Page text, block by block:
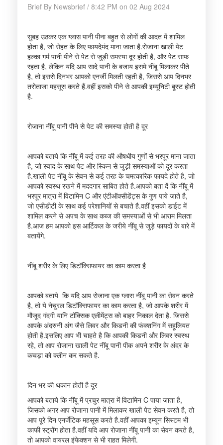
Brief By Newsbrief / 8:42 PM on 02 Aug 2024
सुबह उठकर एक ग्लास पानी पीना बहुत से लोगों की आदत में शामिल
होता है, जो सेहत के लिए फायदेमंद माना जाता है.रोजाना खाली पेट
हल्का गर्म पानी पीने से पेट से जुड़ी समस्या दूर होती है, और पेट साफ
रहता है, लेकिन यदि आप सादे पानी के बजाय इसमे नींबू मिलाकर पीते
है, तो इससे दिनभर आपको एनर्जी मिलती रहती है, जिससे आप दिनभर
तरोताजा महसूस करते हैं.वहीं इसको पीने से आपकी इम्यूनिटी बूस्ट होती
है.
रोजाना नींबू पानी पीने से पेट की समस्या होती है दूर
आपको बताये कि नींबू में कई तरह की औषधीय गुणों से भरपूर माना जाता
है, जो स्वाद के साथ पेट और स्किन से जुड़ी समस्याओं को दूर करता
है.खाली पेट नींबू के सेवन से कई तरह के चमत्कारिक फायदे होते है, जो
आपको स्वस्थ रखने में मददगार साबित होते है.आपको बता दें कि नींबू में
भरपूर मात्रा में विटामिन C और एंटीऑक्सीडेंट्स के गुण पाये जाते है,
जो एसीडीटी के साथ कई परेशानियों से बचाते है.वहीं इसको डाईट में
शामिल करने से अपच के साथ कब्ज की समस्याओं से भी आराम मिलता
है.आज हम आपको इस आर्टिकल के जरीये नींबू से जुड़े फायदों के बारे में
बतायेंगे.
नींबू शरीर के लिए डिटॉक्सिफायर का काम करता है
आपको बताये कि यदि आप रोजाना एक ग्लास नींबू पानी का सेवन करते
है, तो ये नेचुरल डिटॉक्सिफायर का काम करता है, जो आपके शरीर में
मौजूद गंदगी यानि टॉक्सिक एलीमेंट्स को बाहर निकाल देता है. जिससे
आपके अंदरुनी अंग जैसे लिवर और किडनी की फंक्शनिंग में सहूलियत
होती है.इसलिए आप भी चाहते है कि आपकी किडनी और लिवर स्वस्थ
रहे, तो आप रोजाना खाली पेट नींबू पानी पीक अपने शरीर के अंदर के
कचड़ा को क्लीन कर सकते है.
दिन भर की थकान होती है दूर
आपको बताये कि नींबू में प्रचुर मात्रा में विटामिन C पाया जाता है,
जिसको अगर आप रोजाना पानी में मिलाकर खाली पेट सेवन करते है, तो
आप पूरे दिन एनर्जेटिक महसूस करते है.वहीं आपका इम्यून सिस्टम भी
काफी स्ट्रोंग होता है.वहीं यदि आप रोजाना नींबू पानी का सेवन करते है,
तो आपको वायरल इंफेक्शन से भी राहत मिलेगी.